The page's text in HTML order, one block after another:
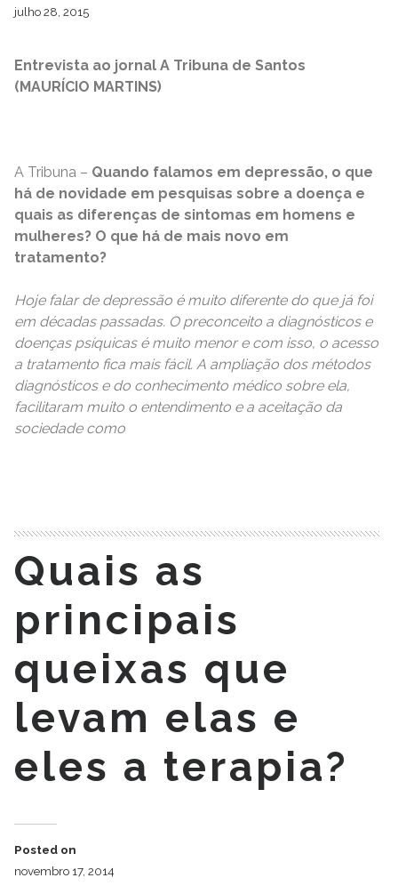
julho 28, 2015
Entrevista ao jornal A Tribuna de Santos
(MAURÍCIO MARTINS)
A Tribuna – Quando falamos em depressão, o que
há de novidade em pesquisas sobre a doença e
quais as diferenças de sintomas em homens e
mulheres? O que há de mais novo em
tratamento?
Hoje falar de depressão é muito diferente do que já foi
em décadas passadas. O preconceito a diagnósticos e
doenças psíquicas é muito menor e com isso, o acesso
a tratamento fica mais fácil. A ampliação dos métodos
diagnósticos e do conhecimento médico sobre ela,
facilitaram muito o entendimento e a aceitação da
sociedade como
Quais as
principais
queixas que
levam elas e
eles a terapia?
Posted on
novembro 17, 2014